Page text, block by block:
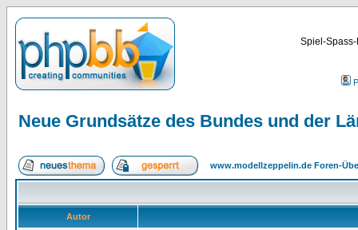
Spiel-
Neue Grundsätze des Bundes und der
www.modellzeppelin.de Foren-
Autor